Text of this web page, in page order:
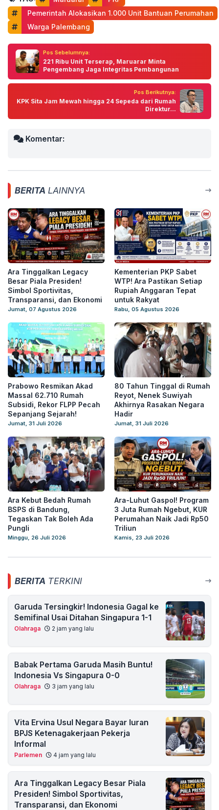
Pemerintah Alokasikan 1.000 Unit Bantuan Perumahan
Warga Palembang
Pos Sebelumnya:
221 Ribu Unit Terserap, Maruarar Minta
Pengembang Jaga Integritas Pembangunan
Pos Berikutnya:
KPK Sita Jam Mewah hingga 24 Sepeda dari Rumah
Direktur...
Komentar:
BERITA LAINNYA
Ara Tinggalkan Legacy
Besar Piala Presiden!
Simbol Sportivitas,
Transparansi, dan Ekonomi
Jumat, 07 Agustus 2026
Kementerian PKP Sabet
WTP! Ara Pastikan Setiap
Rupiah Anggaran Tepat
untuk Rakyat
Rabu, 05 Agustus 2026
Prabowo Resmikan Akad
Massal 62.710 Rumah
Subsidi, Rekor FLPP Pecah
Sepanjang Sejarah!
Jumat, 31 Juli 2026
80 Tahun Tinggal di Rumah
Reyot, Nenek Suwiyah
Akhirnya Rasakan Negara
Hadir
Jumat, 31 Juli 2026
Ara Kebut Bedah Rumah
BSPS di Bandung,
Tegaskan Tak Boleh Ada
Pungli
Minggu, 26 Juli 2026
Ara-Luhut Gaspol! Program
3 Juta Rumah Ngebut, KUR
Perumahan Naik Jadi Rp50
Triliun
Kamis, 23 Juli 2026
BERITA TERKINI
Garuda Tersingkir! Indonesia Gagal ke
Semifinal Usai Ditahan Singapura 1-1
Olahraga 2 jam yang lalu
Babak Pertama Garuda Masih Buntu!
Indonesia Vs Singapura 0-0
Olahraga 3 jam yang lalu
Vita Ervina Usul Negara Bayar Iuran
BPJS Ketenagakerjaan Pekerja
Informal
Parlemen 4 jam yang lalu
Ara Tinggalkan Legacy Besar Piala
Presiden! Simbol Sportivitas,
Transparansi, dan Ekonomi